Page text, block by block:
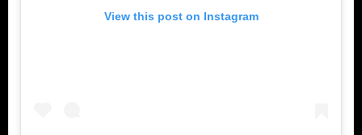
View this post on Instagram